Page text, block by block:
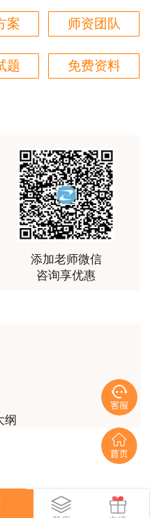
价；取得本专业正高级
称后从事相应技能工
业技能评价。
职称评价。其中，取得
接认定为技术员；取得
可直接认定为助理工程
证书的，可直接认定为
职称衔接对应
格认可目录》内境外
按照相关规定在天津自
务，其境外从业经历可
符合相应职称系列（专
最高可对应为副高级职
一层级职称的条件（国
起施行，《市人社局
对小白很友好
其他安全，还是选择网
，在实例的列举上更丰
师重难点讲解也很清晰
比自己学习容易多了
过全靠他了
不仅是证书和技能，更
，让我相信只要选对方
破自己的天花板，真心
案 师资团队
题 免费资料
添加老师微信
咨询享优惠
纲